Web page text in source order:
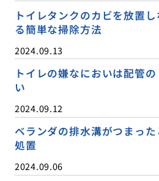
トイレタンクのカビを放置
る簡単な掃除方法
2024.09.13
トイレの嫌なにおいは配管
い
2024.09.12
ベランダの排水溝がつまっ
処置
2024.09.06